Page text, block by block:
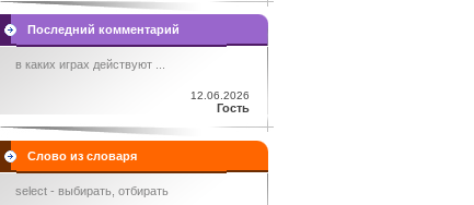
Последний комментарий
в каких играх действуют ...
12.06.2026
Гость
Слово из словаря
selесt - выбирать, отбирать